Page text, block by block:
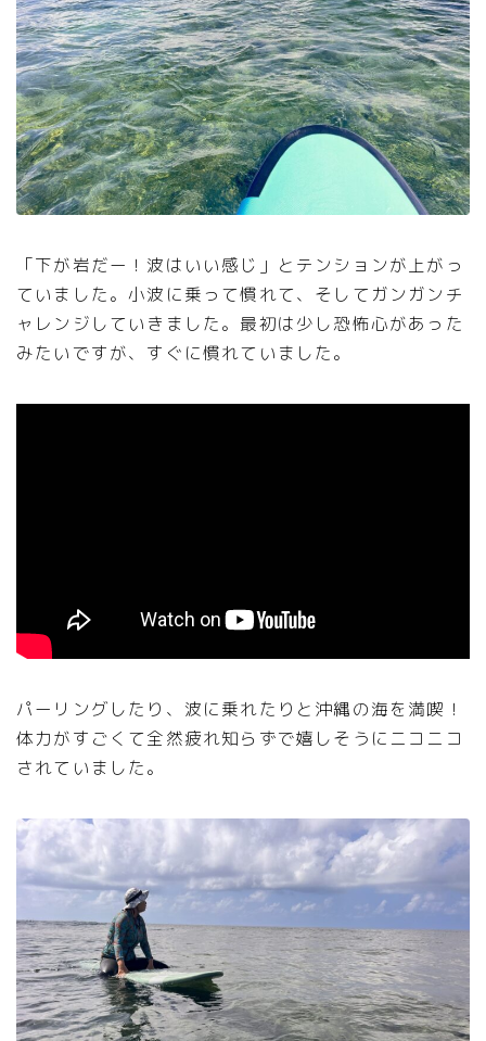
「下が岩だー！波はいい感じ」とテンションが上がっ
ていました。小波に乗って慣れて、そしてガンガンチ
ャレンジしていきました。最初は少し恐怖心があった
みたいですが、すぐに慣れていました。
パーリングしたり、波に乗れたりと沖縄の海を満喫！
体力がすごくて全然疲れ知らずで嬉しそうにニコニコ
されていました。